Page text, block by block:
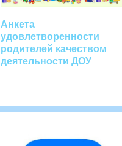
Анкета
удовлетворенности
родителей качеством
деятельности ДОУ